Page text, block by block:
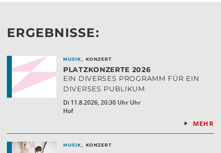
ERGEBNISSE:
MUSIK, KONZERT
PLATZKONZERTE 2026
EIN DIVERSES PROGRAMM FÜR EIN
DIVERSES PUBLIKUM
Di 11.8.2026, 20:30 Uhr Uhr
Hof
MEHR
MUSIK, KONZERT